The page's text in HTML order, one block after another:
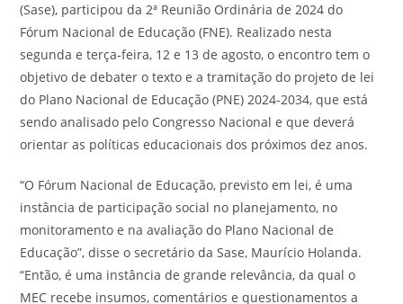
(Sase), participou da 2ª Reunião Ordinária de 2024 do
Fórum Nacional de Educação (FNE). Realizado nesta
segunda e terça-feira, 12 e 13 de agosto, o encontro tem o
objetivo de debater o texto e a tramitação do projeto de lei
do Plano Nacional de Educação (PNE) 2024-2034, que está
sendo analisado pelo Congresso Nacional e que deverá
orientar as políticas educacionais dos próximos dez anos.
“O Fórum Nacional de Educação, previsto em lei, é uma
instância de participação social no planejamento, no
monitoramento e na avaliação do Plano Nacional de
Educação”, disse o secretário da Sase, Maurício Holanda.
“Então, é uma instância de grande relevância, da qual o
MEC recebe insumos, comentários e questionamentos a